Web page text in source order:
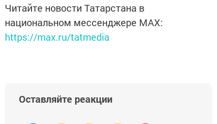
Читайте новости Татарстана в
национальном мессенджере MАХ:
https://max.ru/tatmedia
Оставляйте реакции